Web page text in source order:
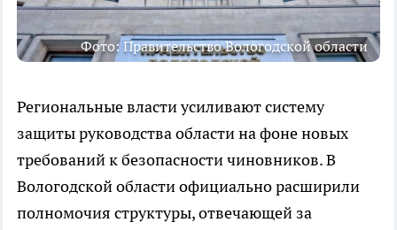
Фото: Правительство Вологодской области
Региональные власти усиливают систему
защиты руководства области на фоне новых
требований к безопасности чиновников. В
Вологодской области официально расширили
полномочия структуры, отвечающей за